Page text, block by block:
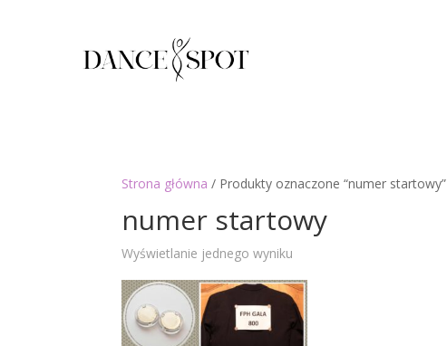
Strona główna / Produkty oznaczone “numer startowy”
numer startowy
Wyświetlanie jednego wyniku